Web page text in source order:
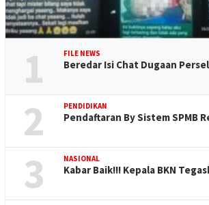
1 FILE NEWS
Beredar Isi Chat Dugaan
2 PENDIDIKAN
Pendaftaran By Sistem SPMB
3 NASIONAL
Kabar Baik!!! Kepala BKN